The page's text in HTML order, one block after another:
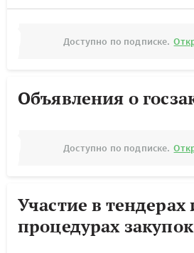
Доступно по подписке.
Объявления о
Доступно по подписке.
Участие в тендерах
процедурах закупок